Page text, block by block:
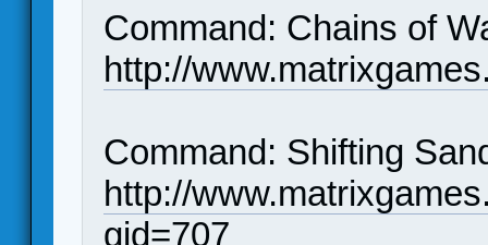
Command: Chains of
http://
Command: Shifting
http://
gid=707